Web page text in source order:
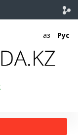
Қаз Рус